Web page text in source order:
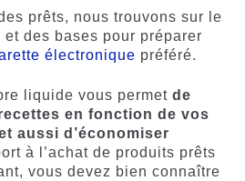
prêts, nous trouvons sur le
et des bases pour préparer
électronique préféré.
liquide vous permet de
en fonction de vos
aussi d’économiser
à l’achat de produits prêts
vous devez bien connaître